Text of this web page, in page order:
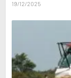
19/12/2025